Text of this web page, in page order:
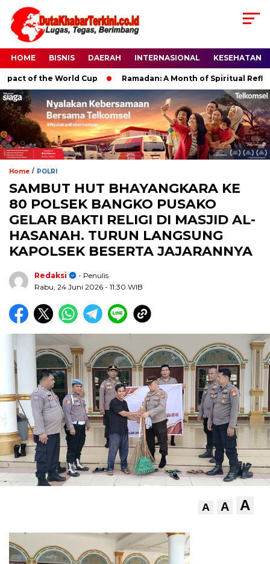
HOME BISNIS DAERAH INTERNASIONAL KESEHATAN
of the World Cup Ramadan: A Month of Spiritual
Home / POLRI
SAMBUT HUT BHAYANGKARA KE
80 POLSEK BANGKO PUSAKO
GELAR BAKTI RELIGI DI MASJID AL-
HASANAH. TURUN LANGSUNG
KAPOLSEK BESERTA JAJARANNYA
Redaksi
- Penulis
Rabu, 24 Juni 2026 - 11:30 WIB
A A A